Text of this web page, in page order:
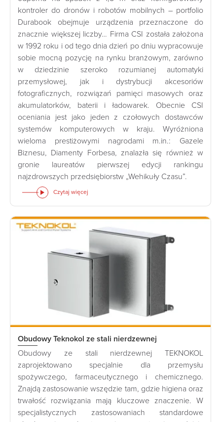
kontroler do dronów i robotów mobilnych – portfolio
Durabook obejmuje urządzenia przeznaczone do
znacznie większej liczby… Firma CSI została założona
w 1992 roku i od tego dnia dzień po dniu wypracowuje
sobie mocną pozycję na rynku branżowym, zarówno
w dziedzinie szeroko rozumianej automatyki
przemysłowej, jak i dystrybucji akcesoriów
fotograficznych, rozwiązań pamięci masowych oraz
akumulatorków, baterii i ładowarek. Obecnie CSI
oceniania jest jako jeden z czołowych dostawców
systemów komputerowych w kraju. Wyróżniona
wieloma prestiżowymi nagrodami m.in.: Gazele
Biznesu, Diamenty Forbesa, znalazła się również w
gronie laureatów pierwszej edycji rankingu
najzdrowszych przedsiębiorstw „Wehikuły Czasu”.
Czytaj więcej
Obudowy Teknokol ze stali nierdzewnej
Obudowy ze stali nierdzewnej TEKNOKOL
zaprojektowano specjalnie dla przemysłu
spożywczego, farmaceutycznego i chemicznego.
Znajdą zastosowanie wszędzie tam, gdzie higiena oraz
trwałość rozwiązania mają kluczowe znaczenie. W
specjalistycznych zastosowaniach standardowe